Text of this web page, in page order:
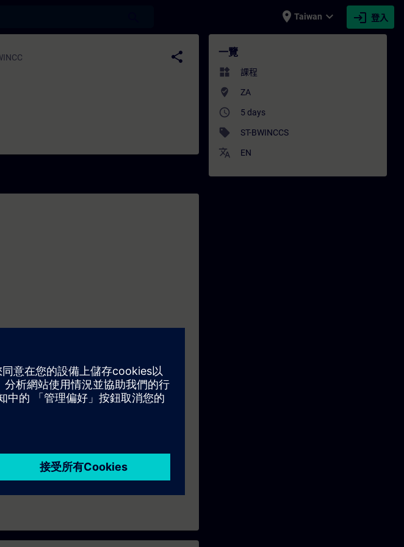
place Taiwan expand_more login 登入
專業發展 | SITRAIN
share
and configure automation systems using
一覽
widgets 課程
where_to_vote ZA
access_time 5 days
sell ST-BWINCCS
translate EN